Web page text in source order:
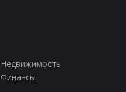
Недвижимость
Финансы